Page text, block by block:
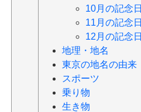
10月の記念日
11月の記念日
12月の記念日
地理・地名
東京の地名の由来
スポーツ
乗り物
生き物